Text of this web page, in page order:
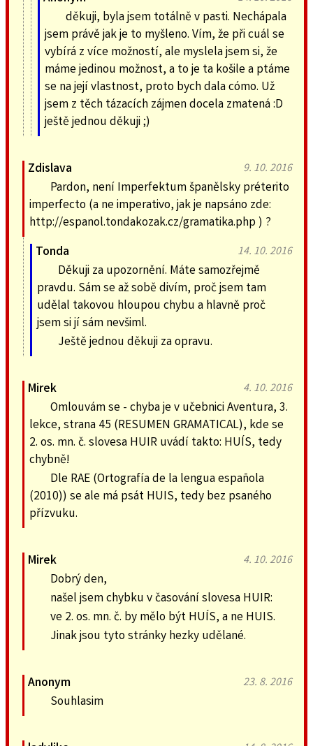
děkuji, byla jsem totálně v pasti. Nechápala
jsem právě jak je to myšleno. Vím, že při cuál se
vybírá z více možností, ale myslela jsem si, že
máme jedinou možnost, a to je ta košile a ptáme
se na její vlastnost, proto bych dala cómo. Už
jsem z těch tázacích zájmen docela zmatená :D
ještě jednou děkuji ;)
Zdislava 9. 10. 2016
Pardon, není Imperfektum španělsky préterito
imperfecto (a ne imperativo, jak je napsáno zde:
http://espanol.tondakozak.cz/gramatika.php ) ?
Tonda
14. 10. 2016
Děkuji za upozornění. Máte samozřejmě
pravdu. Sám se až sobě divím, proč jsem tam
udělal takovou hloupou chybu a hlavně proč
jsem si jí sám nevšiml.
Ještě jednou děkuji za opravu.
Mirek 4. 10. 2016
Omlouvám se - chyba je v učebnici Aventura, 3.
lekce, strana 45 (RESUMEN GRAMATICAL), kde se
2. os. mn. č. slovesa HUIR uvádí takto: HUÍS, tedy
chybně!
Dle RAE (Ortografía de la lengua española
(2010)) se ale má psát HUIS, tedy bez psaného
přízvuku.
Mirek 4. 10. 2016
Dobrý den,
našel jsem chybku v časování slovesa HUIR:
ve 2. os. mn. č. by mělo být HUÍS, a ne HUIS.
Jinak jsou tyto stránky hezky udělané.
Anonym 23. 8. 2016
Souhlasim